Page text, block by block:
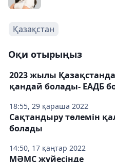
Қазақстан
Оқи отырыңыз
18:55, 29 қараша 2022
2023 жылы
қандай болады- ЕАДБ
14:50, 17 қаңтар 2022
Сақтандыру төлемін
болады
МӘМС жүйесінде